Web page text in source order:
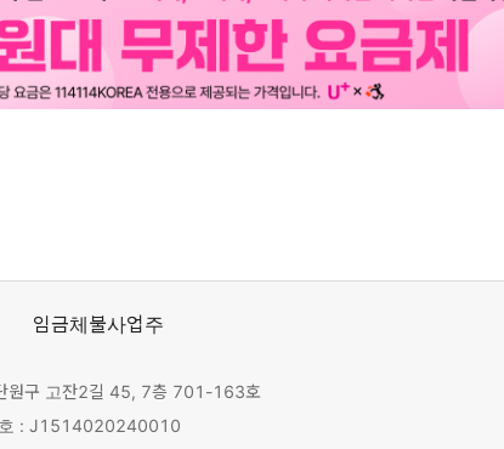
임금체불사업주
원구 고잔2길 45, 7층 701-163호
호 : J1514020240010